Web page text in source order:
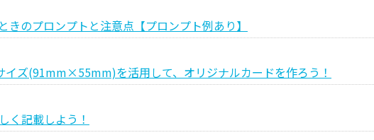
きのプロンプトと注意点【プロンプト例あり】
イズ(91mm×55mm)を活用して、オリジナルカードを作ろう！
く記載しよう！